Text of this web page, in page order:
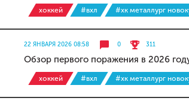
хоккей #вхл #хк металлург
22 ЯНВАРЯ 2026 08:58 0 311
Обзор первого поражения в 2026
хоккей #вхл #хк металлург